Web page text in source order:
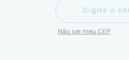
Não sei meu CEP